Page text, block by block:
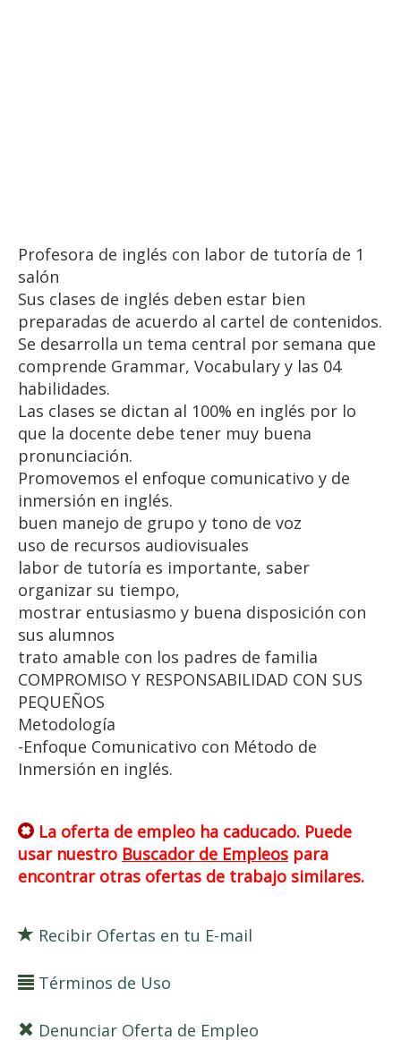
Profesora de inglés con labor de tutoría de 1
salón
Sus clases de inglés deben estar bien
preparadas de acuerdo al cartel de contenidos.
Se desarrolla un tema central por semana que
comprende Grammar, Vocabulary y las 04
habilidades.
Las clases se dictan al 100% en inglés por lo
que la docente debe tener muy buena
pronunciación.
Promovemos el enfoque comunicativo y de
inmersión en inglés.
buen manejo de grupo y tono de voz
uso de recursos audiovisuales
labor de tutoría es importante, saber
organizar su tiempo,
mostrar entusiasmo y buena disposición con
sus alumnos
trato amable con los padres de familia
COMPROMISO Y RESPONSABILIDAD CON SUS
PEQUEÑOS
Metodología
-Enfoque Comunicativo con Método de
Inmersión en inglés.
La oferta de empleo ha caducado. Puede
usar nuestro Buscador de Empleos para
encontrar otras ofertas de trabajo similares.
Recibir Ofertas en tu E-mail
Términos de Uso
Denunciar Oferta de Empleo